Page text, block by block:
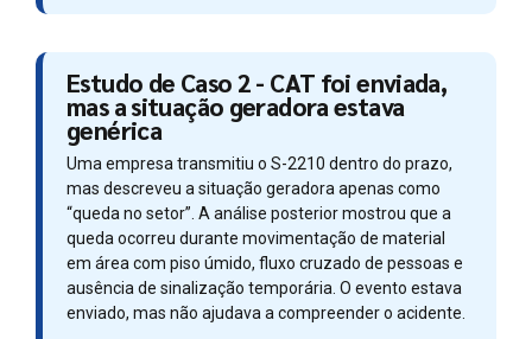
Estudo de Caso 2 - CAT foi enviada,
mas a situação geradora estava
genérica
Uma empresa transmitiu o S-2210 dentro do prazo,
mas descreveu a situação geradora apenas como
“queda no setor”. A análise posterior mostrou que a
queda ocorreu durante movimentação de material
em área com piso úmido, fluxo cruzado de pessoas e
ausência de sinalização temporária. O evento estava
enviado, mas não ajudava a compreender o acidente.